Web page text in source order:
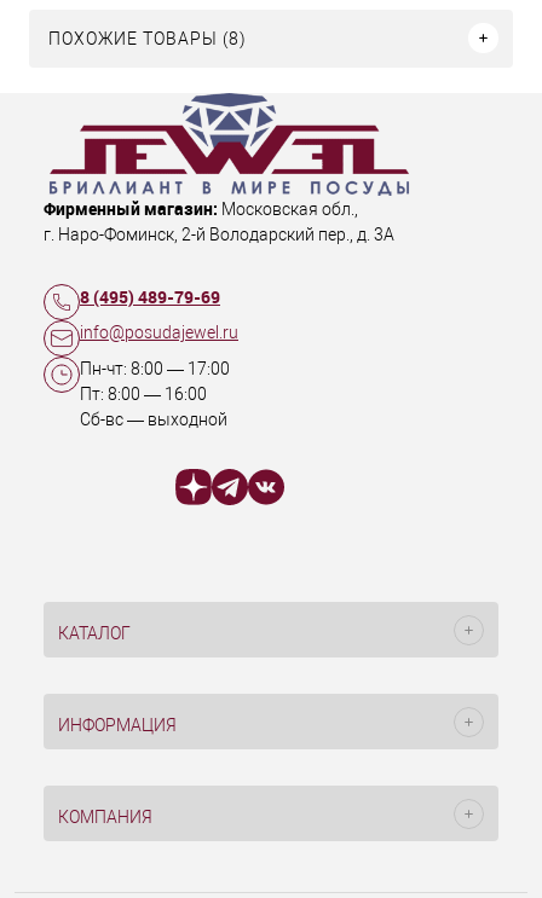
ПОХОЖИЕ ТОВАРЫ (8)
Фирменный магазин: Московская обл.,
г. Наро-Фоминск, 2-й Володарский пер., д. 3А
8 (495) 489-79-69
info@posudajewel.ru
Пн-чт: 8:00 — 17:00
Пт: 8:00 — 16:00
Сб-вс — выходной
КАТАЛОГ
ИНФОРМАЦИЯ
КОМПАНИЯ